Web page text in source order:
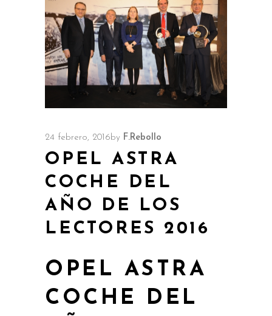
24 febrero, 2016by F.Rebollo
OPEL ASTRA
COCHE DEL
AÑO DE LOS
LECTORES 2016
OPEL ASTRA
COCHE DEL